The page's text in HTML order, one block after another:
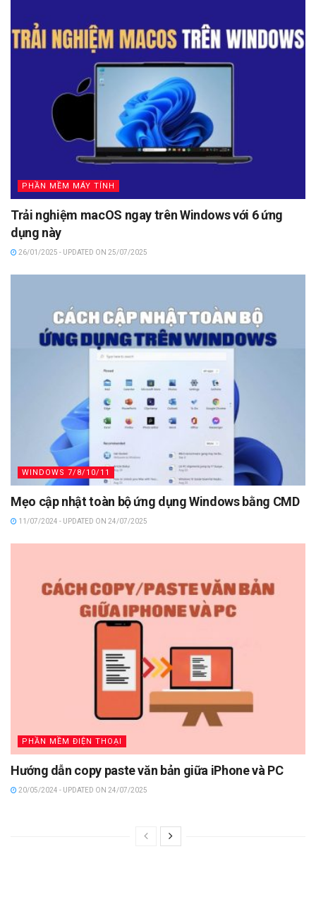
PHẦN MỀM MÁY TÍNH
Trải nghiệm macOS ngay trên Windows với 6 ứng
dụng này
26/01/2025 - UPDATED ON 25/07/2025
WINDOWS 7/8/10/11
Mẹo cập nhật toàn bộ ứng dụng Windows bằng CMD
11/07/2024 - UPDATED ON 24/07/2025
PHẦN MỀM ĐIỆN THOẠI
Hướng dẫn copy paste văn bản giữa iPhone và PC
20/05/2024 - UPDATED ON 24/07/2025